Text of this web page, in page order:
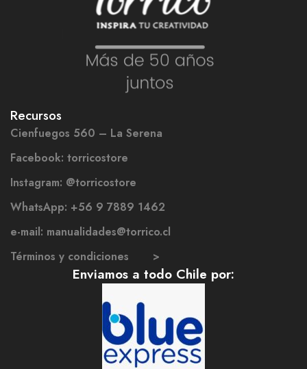
Recursos
Cienfuegos 560 – La Serena
Facebook: torricostore
Instagram: @torricostore
WhatsApp: +56 9 7889 1462
e-mail: manualidades@torrico.cl
Términos y condiciones >
Enviamos a todo Chile por: